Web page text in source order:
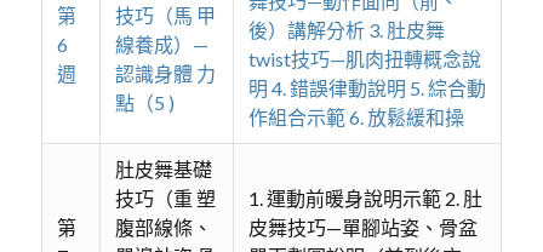
第
6
週
技巧（馬 甲
線養成）—
認識身體 力
點（5 )
後）講解分析 3. 肚皮舞
twist技巧—肌肉扭轉概念說
明 4. 錯誤律動說明 5. 綜合動
作組合示範 6. 放鬆緩和操
第
肚皮舞基礎
技巧（重 塑
腹部線條、
1. 運動前暖身說明示範 2. 肚
皮舞技巧—單腳站姿、骨盆